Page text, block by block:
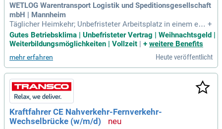
WETLOG Warentransport Logistik und Speditionsgesellschaft
mbH | Mannheim
Täglicher Heimkehr; Unbefristeter Arbeitsplatz in einem erfo
lgreichen Familienunternehmen; Leistungsgerechte Vergütu
ng; Urlaubs- und Weihnachtsgeld; Monatliche Anwesenheits
prämie (Sachbezugskarte) nach erfolgreicher Probezeit; Mo
derne und gepflegte Sattelzugmaschinen
+
Gutes Betriebsklima | Unbefristeter Vertrag | Weihnachtsgeld |
Weiterbildungsmöglichkeiten | Vollzeit | + weitere Benefits
mehr erfahren Heute veröffentlicht
Kraftfahrer CE Nahverkehr-Fernverkehr-
Wechselbrücke (w/m/d)